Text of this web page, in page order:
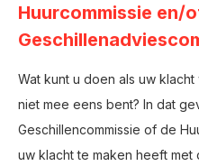
Huurcommissie en/
Wat kunt u doen als uw
niet mee eens bent? In dat
Geschillencommissie of de
uw klacht te maken heeft met